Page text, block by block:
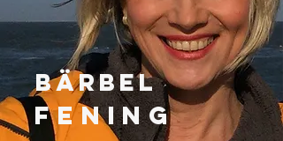
Bärbel
Fening